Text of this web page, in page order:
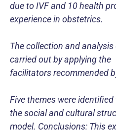
due to IVF and 10 health
experience in obstetrics.
The collection and
carried out by applying the
facilitators recommended
Five themes were
the social and cultural
model. Conclusions: This